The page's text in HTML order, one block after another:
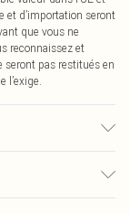
et d’importation seront
que vous ne
reconnaissez et
seront pas restitués en
l’exige.